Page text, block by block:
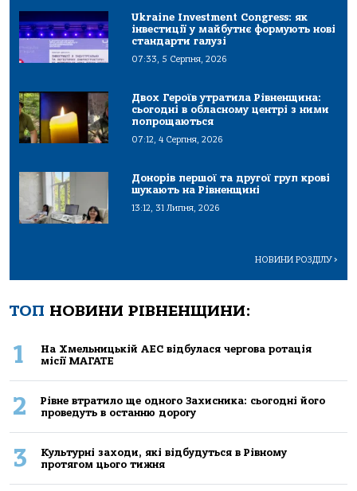
Ukraine Investment Congress: як
інвестиції у майбутнє формують нові
стандарти галузі
07:33, 5 Серпня, 2026
Двох Героїв утратила Рівненщина:
сьогодні в обласному центрі з ними
попрощаються
07:12, 4 Серпня, 2026
Донорів першої та другої груп крові
шукають на Рівненщині
13:12, 31 Липня, 2026
НОВИНИ РОЗДІЛУ>
ТОП НОВИНИ РІВНЕНЩИНИ:
1
На Хмельницькій АЕС відбулася чергова ротація
місії МАГАТЕ
2
Рівне втратило ще одного Захисника: сьогодні його
проведуть в останню дорогу
3
Культурні заходи, які відбудуться в Рівному
протягом цього тижня